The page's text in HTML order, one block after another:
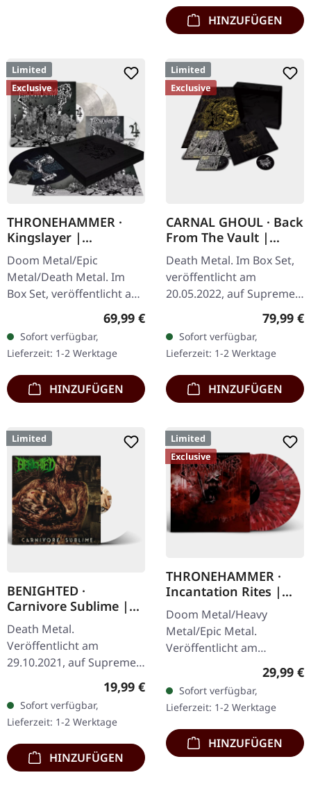
HINZUFÜGEN
Limited
Exclusive
THRONEHAMMER ·
Kingslayer |
EXCLUSIVE BOX SET
Doom Metal/Epic
Metal/Death Metal. Im
Box Set, veröffentlicht am
24.11.2023, auf Supreme
Chaos Records. Schwere
Holzbox mit speziellem
Schwarz in…
Regulärer Preis:
69,99 €
Sofort verfügbar,
Lieferzeit: 1-2 Werktage
HINZUFÜGEN
Limited
Exclusive
CARNAL GHOUL · Back
From The Vault |
WOODEN BOX SET
Death Metal. Im Box Set,
veröffentlicht am
20.05.2022, auf Supreme
Chaos Records. Extrem
Holzbox mit Logo und
Nummerierung,…
79,99 €
Sofort verfügbar,
Lieferzeit: 1-2 Werktage
HINZUFÜGEN
Limited
BENIGHTED ·
Carnivore Sublime |
WHITE LP
Death Metal.
Veröffentlicht am
29.10.2021, auf Supreme
Chaos Records. Weißes
Vinyl. Neuauflage als
hochwertiges Vinyl mit
Original Splatter…
Regulärer Preis:
19,99 €
Sofort verfügbar,
Lieferzeit: 1-2 Werktage
HINZUFÜGEN
Limited
Exclusive
THRONEHAMMER ·
Incantation Rites |
SPLATTER 2LP
Doom Metal/Heavy
Metal/Epic Metal.
Veröffentlicht am
21.10.2022, auf Supreme
Chaos Records. SCR-
exklusives Transparent
Rot/Schwarz/Weiß…
29,99 €
Sofort verfügbar,
Lieferzeit: 1-2 Werktage
HINZUFÜGEN